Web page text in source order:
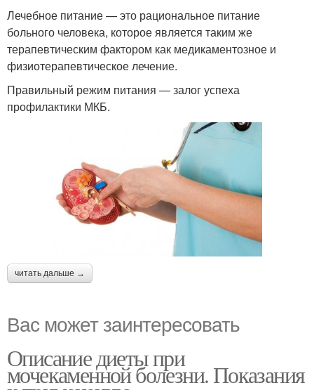
Лечебное питание — это рациональное питание
больного человека, которое является таким же
терапевтическим фактором как медикаментозное и
физиотерапевтическое лечение.
Правильный режим питания — залог успеха
профилактики МКБ.
читать дальше →
Вас может заинтересовать
Описание диеты при
мочекаменной болезни. Показания